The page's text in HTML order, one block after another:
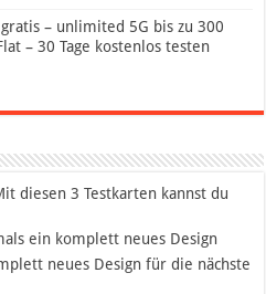
– unlimited 5G bis zu 300
– 30 Tage kostenlos testen
diesen 3 Testkarten kannst du
ein komplett neues Design
neues Design für die nächste